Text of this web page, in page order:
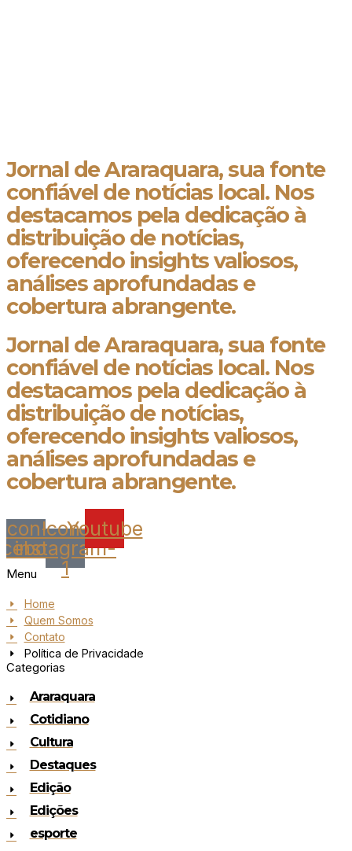
Jornal de Araraquara, sua fonte
confiável de notícias local. Nos
destacamos pela dedicação à
distribuição de notícias,
oferecendo insights valiosos,
análises aprofundadas e
cobertura abrangente.
Jornal de Araraquara, sua fonte
confiável de notícias local. Nos
destacamos pela dedicação à
distribuição de notícias,
oferecendo insights valiosos,
análises aprofundadas e
cobertura abrangente.
Icon-Icon-
instagram-
1
Youtube
Menu
Home
Quem Somos
Contato
Política de Privacidade
Categorias
Araraquara
Cotidiano
Cultura
Destaques
Edição
Edições
esporte